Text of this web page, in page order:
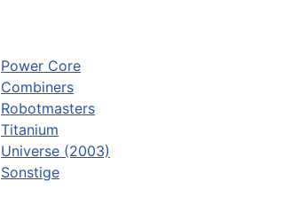
Power Core
Combiners
Robotmasters
Titanium
Universe (2003)
Sonstige